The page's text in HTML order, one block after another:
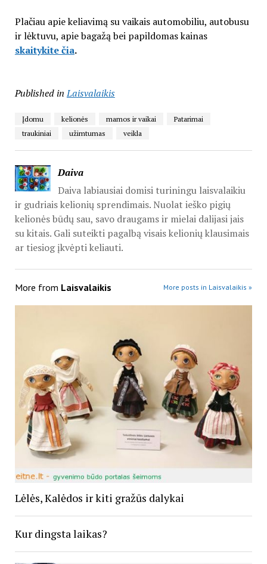
Plačiau apie keliavimą su vaikais automobiliu, autobusu
ir lėktuvu, apie bagažą bei papildomas kainas
skaitykite čia.
Published in Laisvalaikis
Įdomu kelionės mamos ir vaikai
Patarimai
traukiniai
užimtumas veikla
Daiva
Daiva labiausiai domisi turiningu laisvalaikiu
ir gudriais kelionių sprendimais. Nuolat ieško pigių
kelionės būdų sau, savo draugams ir mielai dalijasi jais
su kitais. Gali suteikti pagalbą visais kelionių klausimais
ar tiesiog įkvėpti keliauti.
More from Laisvalaikis More posts in Laisvalaikis »
Lėlės, Kalėdos ir kiti gražūs dalykai
Kur dingsta laikas?